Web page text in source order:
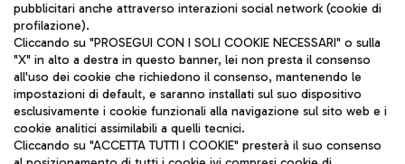
Pizza
Autobus
Scopri le linee di autobus per raggiungere l'aeroporto
Aeroporti di Roma S.p.A. - Società soggetta a direzione e
coordinamento di Mundys S.p.A.
pubblicitari anche attraverso interazioni social network (cookie di
profilazione).
Cliccando su "PROSEGUI CON I SOLI COOKIE NECESSARI" o sulla
"X" in alto a destra in questo banner, lei non presta il consenso
all'uso dei cookie che richiedono il consenso, mantenendo le
impostazioni di default, e saranno installati sul suo dispositivo
esclusivamente i cookie funzionali alla navigazione sul sito web e i
cookie analitici assimilabili a quelli tecnici.
Cliccando su "ACCETTA TUTTI I COOKIE" presterà il suo consenso